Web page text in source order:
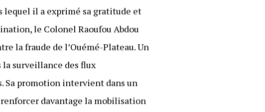
lequel il a exprimé sa gratitude et
le Colonel Raoufou Abdou
la fraude de l’Ouémé-Plateau. Un
la surveillance des flux
Sa promotion intervient dans un
davantage la mobilisation